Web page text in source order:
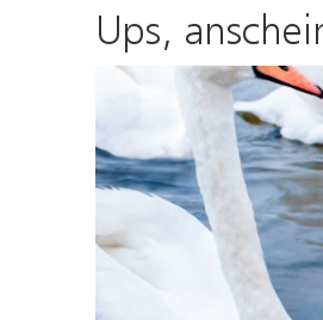
Ups,